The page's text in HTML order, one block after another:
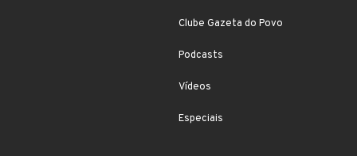
Clube Gazeta do Povo
Podcasts
Vídeos
Especiais